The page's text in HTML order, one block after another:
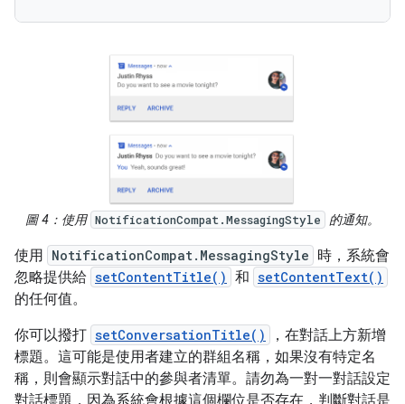
圖 4：使用 NotificationCompat.MessagingStyle 的通知。
使用 NotificationCompat.MessagingStyle 時，系統會
忽略提供給 setContentTitle() 和 setContentText()
的任何值。
你可以撥打 setConversationTitle()
，在對話上方新增
標題。這可能是使用者建立的群組名稱，如果沒有特定名
稱，則會顯示對話中的參與者清單。請勿為一對一對話設定